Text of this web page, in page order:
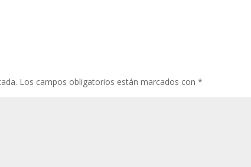
Los campos obligatorios están marcados con*